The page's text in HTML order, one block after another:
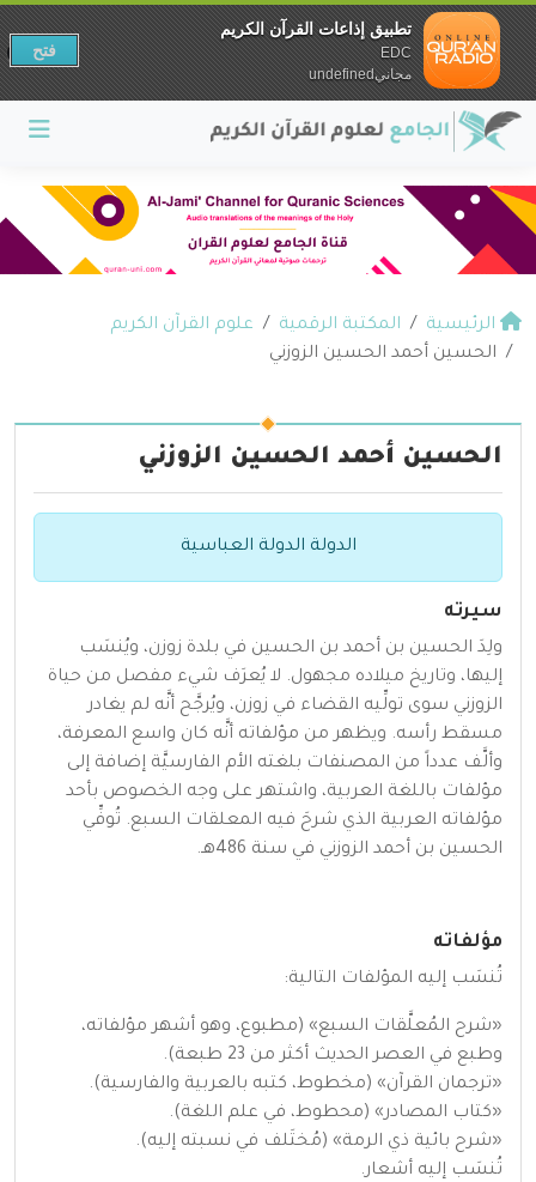
الرئيسية المكتبة الرقمية
علوم القرآن الكريم
الحسين أحمد الحسين الزوزني
الحسين أحمد الحسين الزوزني
الدولة الدولة العباسية
سيرته
ولِدَ الحسين بن أحمد بن الحسين في بلدة زوزن، ويُنسَب
إليها، وتاريخ ميلاده مجهول. لا يُعرَف شيء مفصل من حياة
الزوزني سوى تولِّيه القضاء في زوزن، ويُرجَّح أنَّه لم يغادر
مسقط رأسه. ويظهر من مؤلفاته أنَّه كان واسع المعرفة،
وألَّف عدداً من المصنفات بلغته الأم الفارسيَّة إضافة إلى
مؤلفات باللغة العربية، واشتهر على وجه الخصوص بأحد
مؤلفاته العربية الذي شرحَ فيه المعلقات السبع. تُوفِّي
الحسين بن أحمد الزوزني في سنة 486هـ.
مؤلفاته
تُنسَب إليه المؤلفات التالية:
«شرح المُعلَّقات السبع» (مطبوع، وهو أشهر مؤلفاته،
وطبع في العصر الحديث أكثر من 23 طبعة).
«ترجمان القرآن» (مخطوط، كتبه بالعربية والفارسية).
«كتاب المصادر» (محطوط، في علم اللغة).
«شرح بائية ذي الرمة» (مُختَلف في نسبته إليه).
تُنسَب إليه أشعار.
تطبيق إذاعات القرآن الكريم
EDC
مجانيundefined
فتح